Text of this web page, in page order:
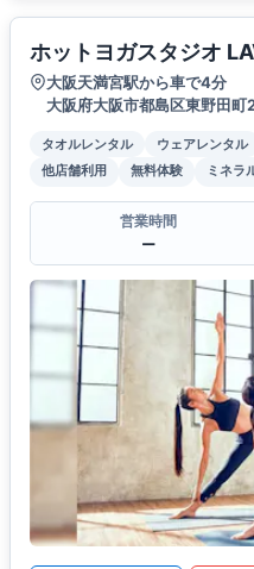
ホットヨガスタジオ
大阪天満宮駅から車で4分
大阪府大阪市都島区東野田
タオルレンタル ウェアレンタル
他店舗利用
無料体験 ミネラ
営業時間
ー